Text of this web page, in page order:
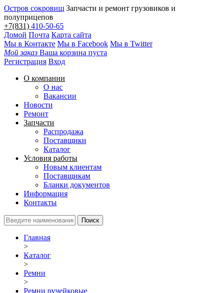
Остров сокровищ Запчасти и ремонт грузовиков и
полуприцепов
+7(831) 410-50-65
Домой Почта Карта сайта
Мы в Контакте Мы в Facebook Мы в Twitter
Мой заказ Ваша корзина пуста
Регистрация Вход
О компании
О нас
Вакансии
Новости
Ремонт
Запчасти
Распродажа
Поставщики
Каталог
Условия работы
Новым клиентам
Поставщикам
Бланки документов
Информация
Контакты
Главная
>
Каталог
>
Ремни
>
Ремни ручейковые